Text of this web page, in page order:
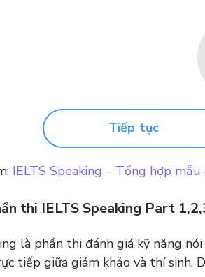
Tiếp tục
IELTS Speaking – Tổng hợp
thi IELTS Speaking Part
là phần thi đánh giá kỹ năng
tiếp giữa giám khảo và thí sinh.